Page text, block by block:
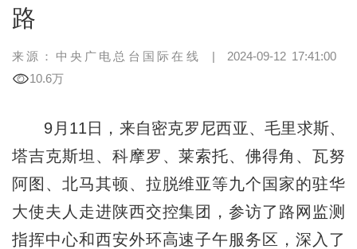
路
来源：中央广电总台国际在线 | 2024-09-12 17:41:00
10.6万
9月11日，来自密克罗尼西亚、毛里求斯、
塔吉克斯坦、科摩罗、莱索托、佛得角、瓦努
阿图、北马其顿、拉脱维亚等九个国家的驻华
大使夫人走进陕西交控集团，参访了路网监测
指挥中心和西安外环高速子午服务区，深入了